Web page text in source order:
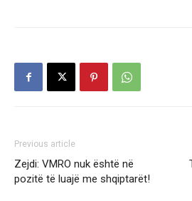
Previous article
Zejdi: VMRO nuk është në
pozitë të luajë me shqiptarët!